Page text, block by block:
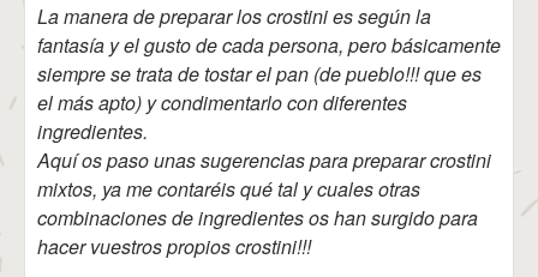
La manera de preparar los crostini es según la
fantasía y el gusto de cada persona, pero básicamente
siempre se trata de tostar el pan (de pueblo!!! que es
el más apto) y condimentarlo con diferentes
ingredientes.
Aquí os paso unas sugerencias para preparar crostini
mixtos, ya me contaréis qué tal y cuales otras
combinaciones de ingredientes os han surgido para
hacer vuestros propios crostini!!!